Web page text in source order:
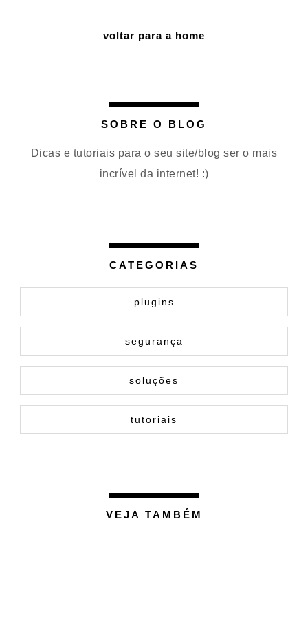
voltar para a home
SOBRE O BLOG
Dicas e tutoriais para o seu site/blog ser o mais
incrível da internet! :)
CATEGORIAS
plugins
segurança
soluções
tutoriais
VEJA TAMBÉM